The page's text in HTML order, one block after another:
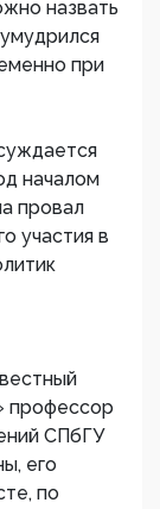
назвать
при
началом
провал
участия в
профессор
СПбГУ
его
по